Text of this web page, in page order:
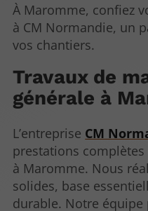
À Maromme, confiez
à CM Normandie, un
vos chantiers.
Travaux de
générale à
L’entreprise CM
prestations
à Maromme. Nous
solides, base
durable. Notre équipe